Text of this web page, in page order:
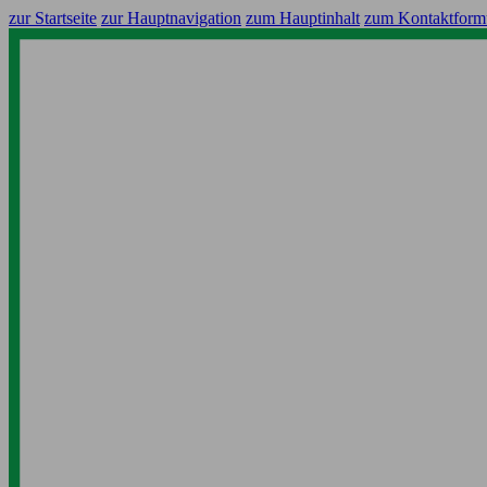
zur Startseite zur Hauptnavigation zum Hauptinhalt zum